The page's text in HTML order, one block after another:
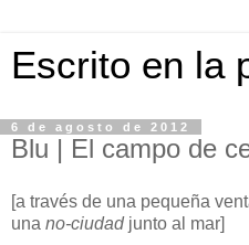
Escrito en la
6 de agosto de 2012
Blu | El campo de
[a través de una pequeña
una no-ciudadjunto al mar]